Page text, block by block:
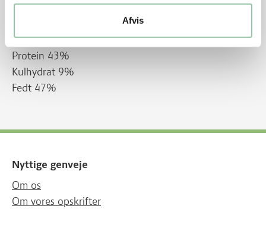
Afvis
Fedt 47%
Energiindhold pr. kyllingelår 1738 kJ (417 kcal)
Protein 43%
Kulhydrat 9%
Fedt 47%
Nyttige genveje
Om os
Om vores opskrifter